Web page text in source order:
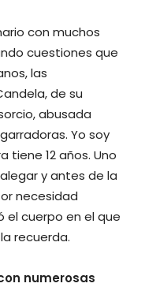
con muchos
cuestiones que
las
de su
abusada
Yo soy
tiene 12 años. Uno
y antes de la
necesidad
el cuerpo en el que
recuerda.
numerosas